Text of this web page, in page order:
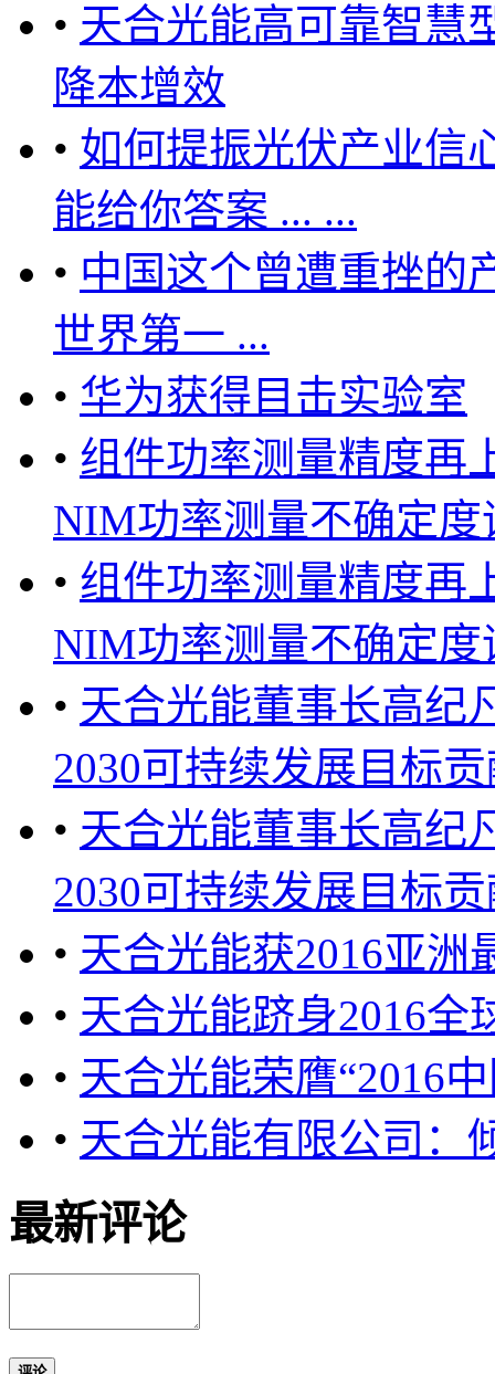
• 天合光能高可靠智慧
降本增效
• 如何提振光伏产业信
能给你答案 ... ...
• 中国这个曾遭重挫的
世界第一 ...
• 华为获得目击实验室
• 组件功率测量精度
NIM功率测量不确定度
• 组件功率测量精度
NIM功率测量不确定度
• 天合光能董事长高纪
2030可持续发展目标
• 天合光能董事长高纪
2030可持续发展目标
• 天合光能获2016亚洲
• 天合光能跻身2016全
• 天合光能荣膺“2016
• 天合光能有限公司：
最新评论